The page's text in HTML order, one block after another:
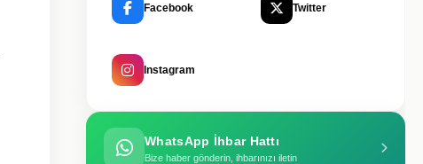
Facebook Twitter
Instagram
WhatsApp İhbar Hattı
Bize haber gönderin, ihbarınızı iletin